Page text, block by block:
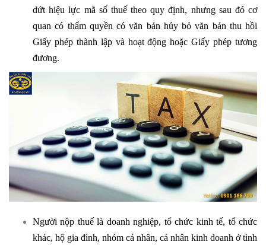
dứt hiệu lực mã số thuế theo quy định, nhưng sau đó cơ
quan có thẩm quyền có văn bản hủy bỏ văn bản thu hồi
Giấy phép thành lập và hoạt động hoặc Giấy phép tương
đương.
Người nộp thuế là doanh nghiệp, tổ chức kinh tế, tổ chức
khác, hộ gia đình, nhóm cá nhân, cá nhân kinh doanh ở tình